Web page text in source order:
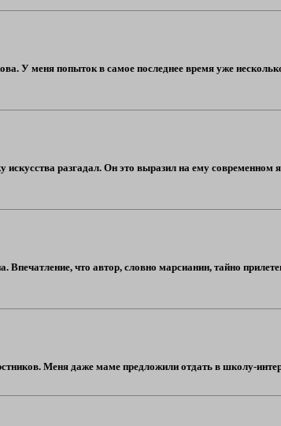
У меня попыток в самое последнее время уже
искусства разгадал. Он это выразил на ему
что автор, словно марсианин, тайно
Меня даже маме предложили отдать в школу-